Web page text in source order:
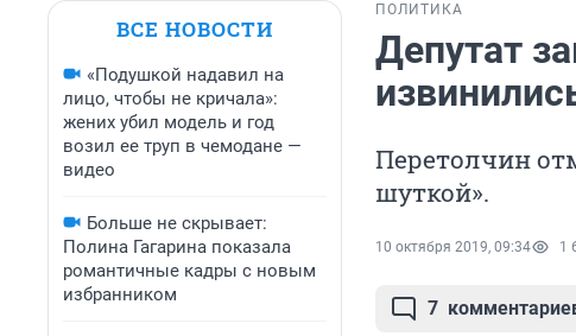
ВСЕ НОВОСТИ
«Подушкой надавил на
лицо, чтобы не кричала»:
жених убил модель и год
возил ее труп в чемодане —
видео
Больше не скрывает:
Полина Гагарина показала
романтичные кадры с новым
избранником
ПОЛИТИКА
Депутат
Перетолчин
шуткой».
10 октября 2019, 09:34 1
7